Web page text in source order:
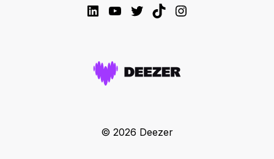
LinkedIn
YouTube
Twitter
TikTokInstagram
© 2026 Deezer